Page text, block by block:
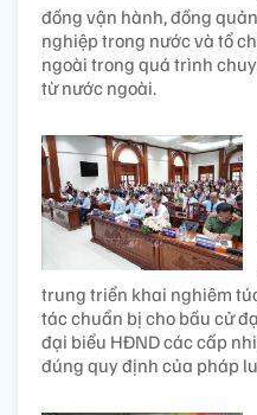
đồng vận hành, đồng
nghiệp trong nước và tổ
ngoài trong quá trình
từ nước ngoài.
trung triển khai nghiêm
tác chuẩn bị cho bầu cử
đại biểu HĐND các cấp
đúng quy định của pháp